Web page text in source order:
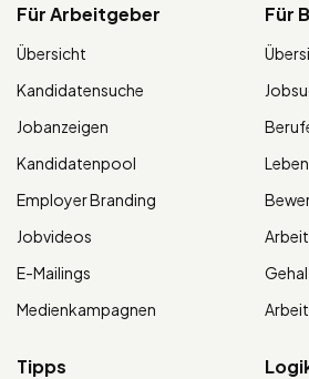
Für Arbeitgeber
Übersicht
Kandidatensuche
Jobanzeigen
Kandidatenpool
Employer Branding
Jobvideos
E-Mailings
Medienkampagnen
Für
Tipps